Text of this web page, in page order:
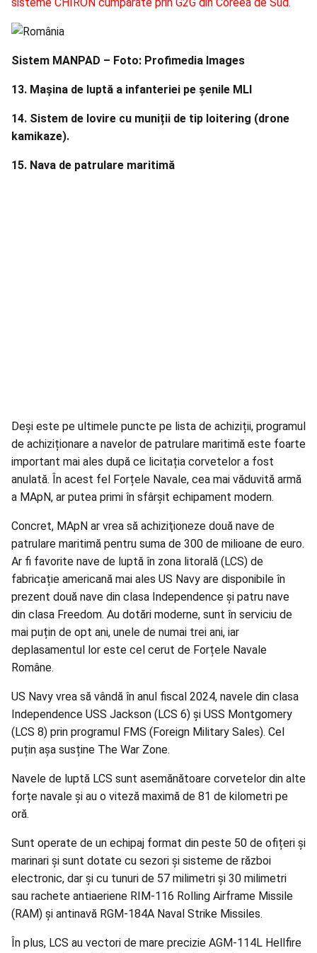
Sistem MANPAD – Foto: Profimedia Images
13. Mașina de luptă a infanteriei pe șenile MLI
14. Sistem de lovire cu muniții de tip loitering (drone
kamikaze).
15. Nava de patrulare maritimă
Deși este pe ultimele puncte pe lista de achiziții, programul
de achiziționare a navelor de patrulare maritimă este foarte
important mai ales după ce licitația corvetelor a fost
anulată. În acest fel Forțele Navale, cea mai văduvită armă
a MApN, ar putea primi în sfârșit echipament modern.
Concret, MApN ar vrea să achiziţioneze două nave de
patrulare maritimă pentru suma de 300 de milioane de euro.
Ar fi favorite nave de luptă în zona litorală (LCS) de
fabricație americană mai ales US Navy are disponibile în
prezent două nave din clasa Independence și patru nave
din clasa Freedom. Au dotări moderne, sunt în serviciu de
mai puțin de opt ani, unele de numai trei ani, iar
deplasamentul lor este cel cerut de Forțele Navale
Române.
US Navy vrea să vândă în anul fiscal 2024, navele din clasa
Independence USS Jackson (LCS 6) și USS Montgomery
(LCS 8) prin programul FMS (Foreign Military Sales). Cel
puțin așa susține The War Zone.
Navele de luptă LCS sunt asemănătoare corvetelor din alte
forțe navale și au o viteză maximă de 81 de kilometri pe
oră.
Sunt operate de un echipaj format din peste 50 de ofițeri și
marinari și sunt dotate cu sezori și sisteme de război
electronic, dar și cu tunuri de 57 milimetri și 30 milimetri
sau rachete antiaeriene RIM-116 Rolling Airframe Missile
(RAM) și antinavă RGM-184A Naval Strike Missiles.
În plus, LCS au vectori de mare precizie AGM-114L Hellfire